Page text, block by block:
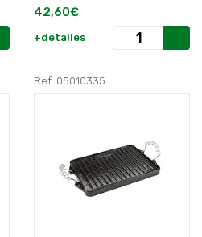
42,60€
+detalles
Ref: 05010335